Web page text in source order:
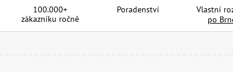
100.000+
zákazníku ročně
Poradenství
Vlastní
po